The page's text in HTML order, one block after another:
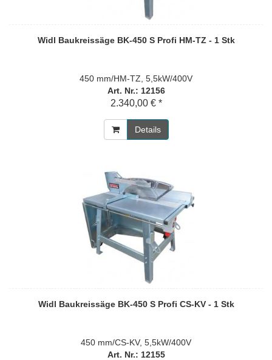
Widl Baukreissäge BK-450 S Profi HM-TZ - 1 Stk
450 mm/HM-TZ, 5,5kW/400V
Art. Nr.: 12156
2.340,00 € *
Details
Widl Baukreissäge BK-450 S Profi CS-KV - 1 Stk
450 mm/CS-KV, 5,5kW/400V
Art. Nr.: 12155